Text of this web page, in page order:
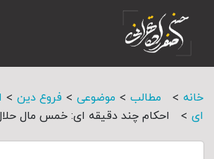
خانه > مطالب > موضوعی > فروع دین >
ای > احکام چند دقیقه ای: خمس مال